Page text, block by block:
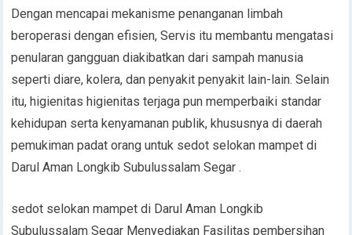
Dengan mencapai mekanisme penanganan limbah
beroperasi dengan efisien, Servis itu membantu mengatasi
penularan gangguan diakibatkan dari sampah manusia
seperti diare, kolera, dan penyakit penyakit lain-lain. Selain
itu, higienitas higienitas terjaga pun memperbaiki standar
kehidupan serta kenyamanan publik, khususnya di daerah
pemukiman padat orang untuk sedot selokan mampet di
Darul Aman Longkib Subulussalam Segar .
sedot selokan mampet di Darul Aman Longkib
Subulussalam Segar Menyediakan Fasilitas pembersihan